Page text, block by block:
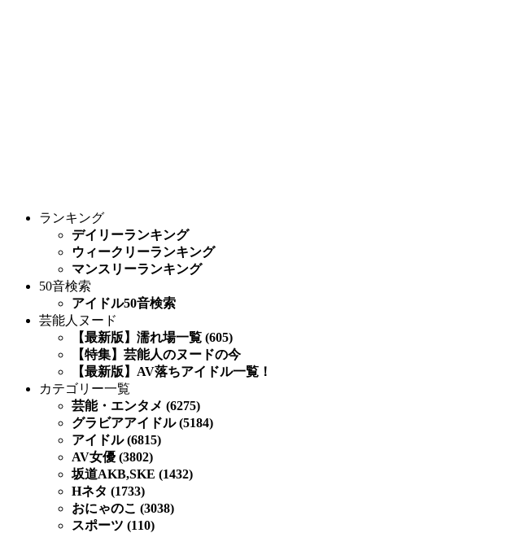
ランキング
デイリーランキング
ウィークリーランキング
マンスリーランキング
50音検索
アイドル50音検索
芸能人ヌード
【最新版】濡れ場一覧 (605)
【特集】芸能人のヌードの今
【最新版】AV落ちアイドル一覧！
カテゴリー一覧
芸能・エンタメ (6275)
グラビアアイドル (5184)
アイドル (6815)
AV女優 (3802)
坂道AKB,SKE (1432)
Hネタ (1733)
おにゃのこ (3038)
スポーツ (110)